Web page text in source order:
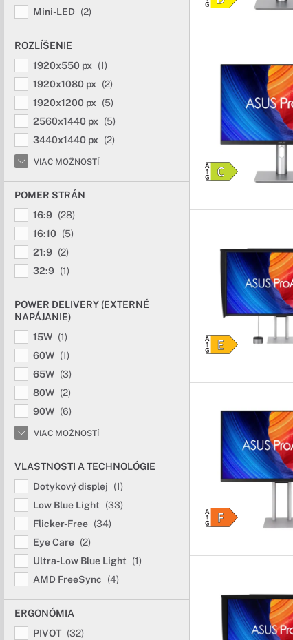
Mini-LED (2)
ROZLÍŠENIE
1920x550 px
(1)
1920x1080 px
(2)
1920x1200 px
(5)
2560x1440 px
(5)
3440x1440 px
(2)
VIAC MOŽNOSTÍ
POMER STRÁN
16:9 (28)
16:10
(5)
21:9 (2)
32:9 (1)
POWER DELIVERY (EXTERNÉ
NAPÁJANIE)
15W (1)
60W (1)
65W (3)
80W (2)
90W (6)
VIAC MOŽNOSTÍ
VLASTNOSTI A TECHNOLÓGIE
Dotykový displej
(1)
Low Blue Light
(33)
Flicker-Free (34)
Eye Care (2)
Ultra-Low Blue Light
(1)
AMD FreeSync
(4)
ERGONÓMIA
PIVOT (32)